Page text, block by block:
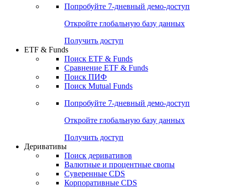
Попробуйте 7-дневный демо-доступ
Откройте глобальную базу данных
Получить доступ
ETF & Funds
Поиск ETF & Funds
Сравнение ETF & Funds
Поиск ПИФ
Поиск Mutual Funds
Попробуйте 7-дневный демо-доступ
Откройте глобальную базу данных
Получить доступ
Деривативы
Поиск деривативов
Валютные и процентные свопы
Суверенные CDS
Корпоративные CDS